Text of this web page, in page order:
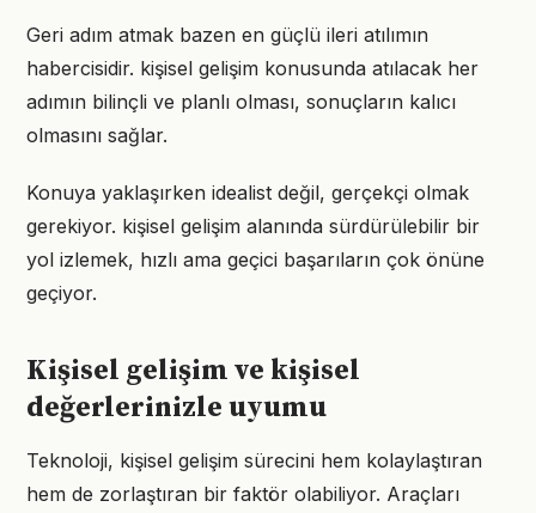
Geri adım atmak bazen en güçlü ileri atılımın
habercisidir. kişisel gelişim konusunda atılacak her
adımın bilinçli ve planlı olması, sonuçların kalıcı
olmasını sağlar.
Konuya yaklaşırken idealist değil, gerçekçi olmak
gerekiyor. kişisel gelişim alanında sürdürülebilir bir
yol izlemek, hızlı ama geçici başarıların çok önüne
geçiyor.
Kişisel gelişim ve kişisel
değerlerinizle uyumu
Teknoloji, kişisel gelişim sürecini hem kolaylaştıran
hem de zorlaştıran bir faktör olabiliyor. Araçları